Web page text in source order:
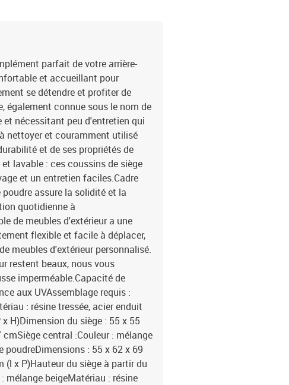
parfait de votre arrière-
et accueillant pour
se détendre et profiter de
également connue sous le nom de
nécessitant peu d'entretien qui
nettoyer et couramment utilisé
et de ses propriétés de
lavable : ces coussins de siège
et un entretien faciles.Cadre
assure la solidité et la
quotidienne à
de meubles d'extérieur a une
flexible et facile à déplacer,
meubles d'extérieur personnalisé.
restent beaux, nous vous
imperméable.Capacité de
aux UVAssemblage requis :
: résine tressée, acier enduit
H)Dimension du siège : 55 x 55
central :Couleur : mélange
poudreDimensions : 55 x 62 x 69
(l x P)Hauteur du siège à partir du
mélange beigeMatériau : résine